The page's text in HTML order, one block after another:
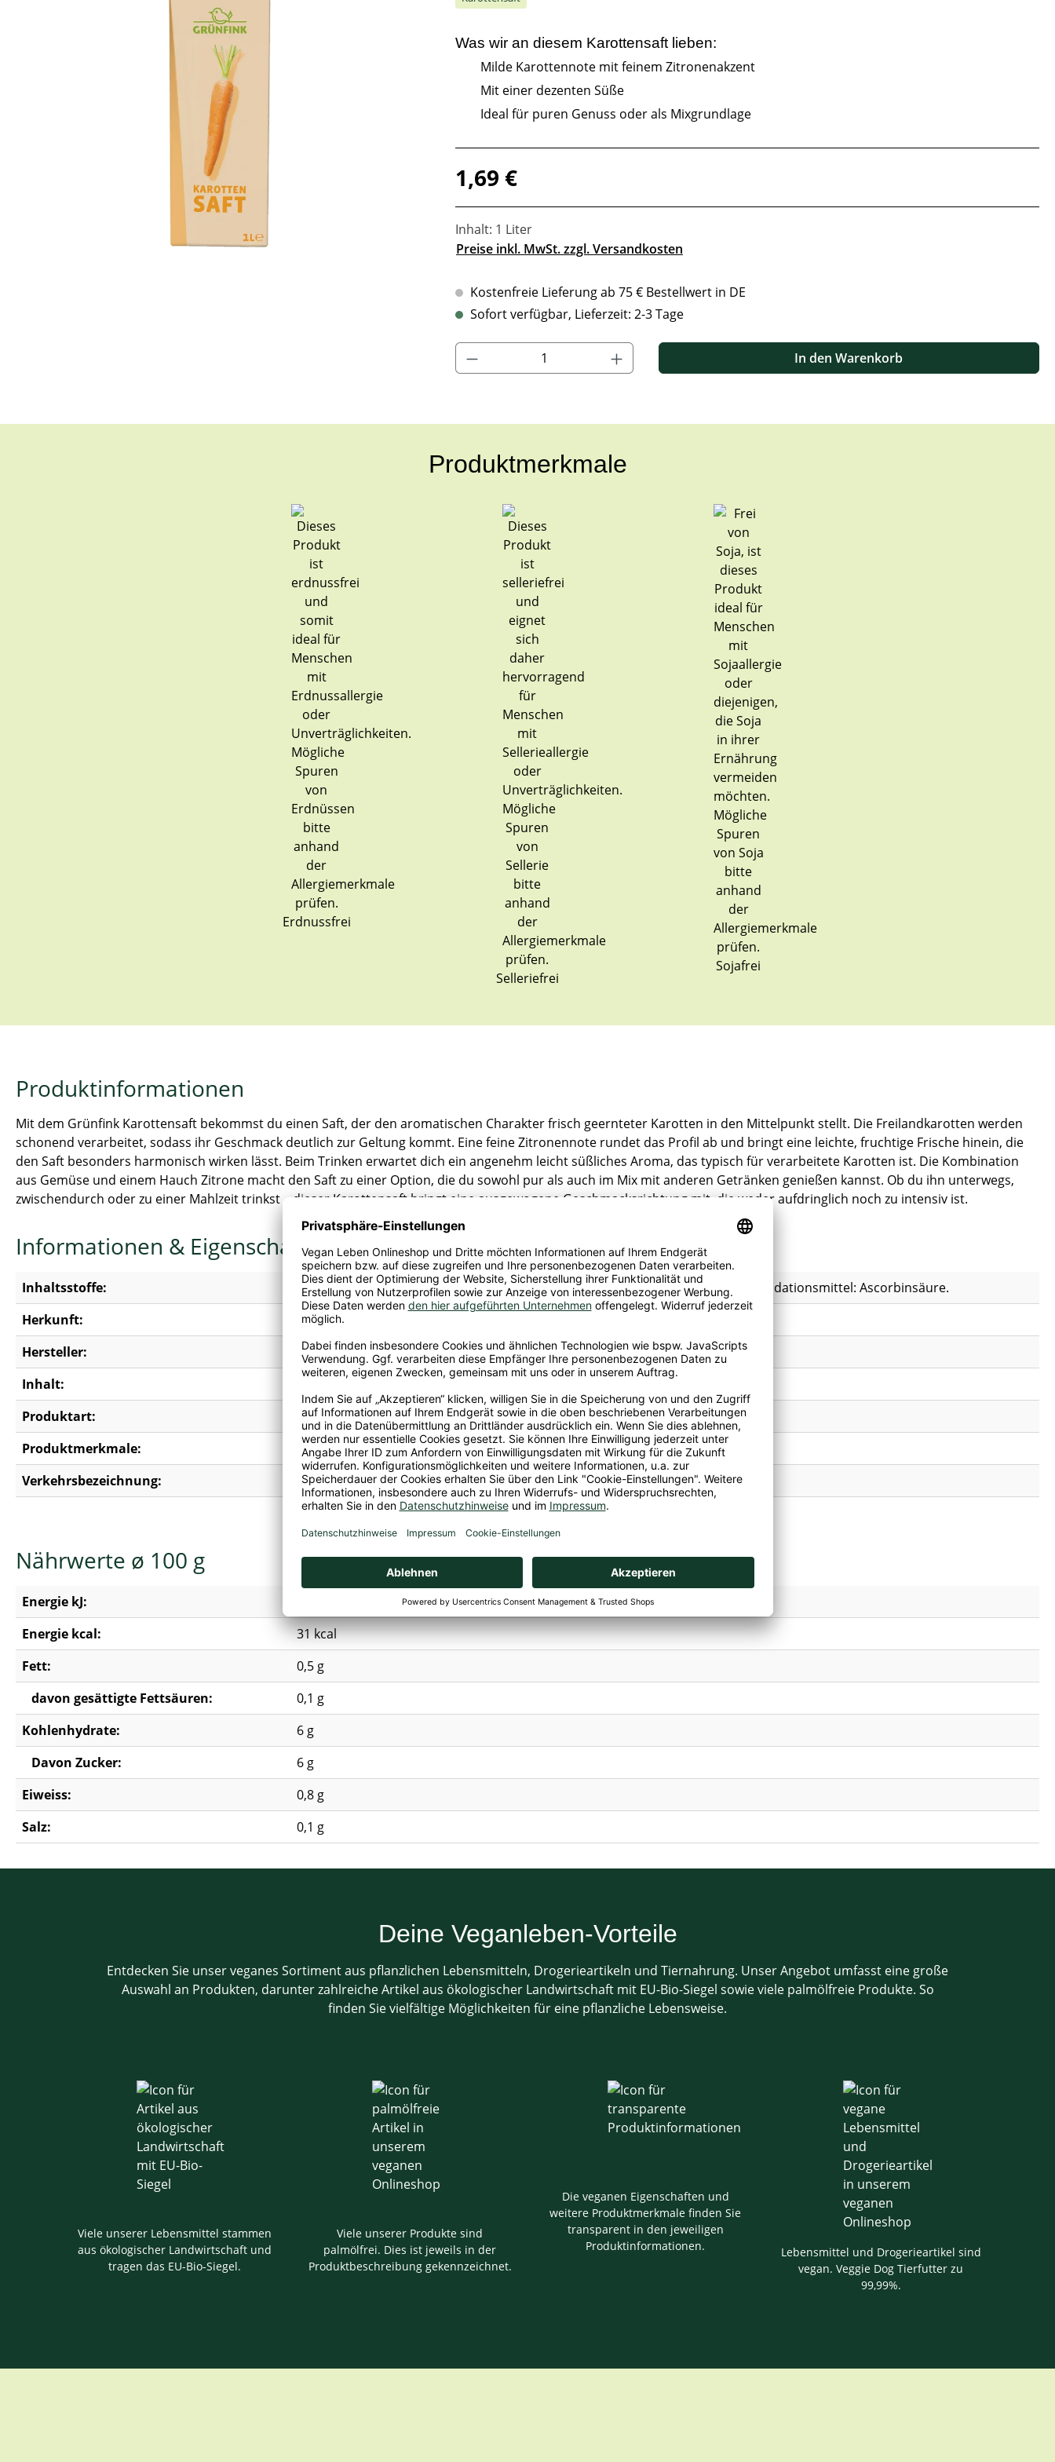
Was wir an diesem Karottensaft lieben:
Milde Karottennote mit feinem Zitronenakzent
Mit einer dezenten Süße
Ideal für puren Genuss oder als Mixgrundlage
Regulärer Preis:
1,69 €
Inhalt: 1 Liter
Preise inkl. MwSt. zzgl. Versandkosten
Kostenfreie Lieferung ab 75 € Bestellwert in DE
Sofort verfügbar, Lieferzeit: 2-3 Tage
Produkt Anzahl: Gib den gewünschten Wert ein oder benutze die Schaltflächen um die Anzahl zu erhöhen oder
In den Warenkorb
Produktmerkmale
Erdnussfrei
Selleriefrei
Sojafrei
Produktinformationen
Mit dem Grünfink Karottensaft bekommst du einen Saft, der den aromatischen Charakter frisch geernteter Karotten in den Mittelpunkt stellt. Die Freilandkarotten werden
schonend verarbeitet, sodass ihr Geschmack deutlich zur Geltung kommt. Eine feine Zitronennote rundet das Profil ab und bringt eine leichte, fruchtige Frische hinein, die
den Saft besonders harmonisch wirken lässt. Beim Trinken erwartet dich ein angenehm leicht süßliches Aroma, das typisch für verarbeitete Karotten ist. Die Kombination
aus Gemüse und einem Hauch Zitrone macht den Saft zu einer Option, die du sowohl pur als auch im Mix mit anderen Getränken genießen kannst. Ob du ihn unterwegs,
zwischendurch oder zu einer Mahlzeit trinkst – dieser Karottensaft bringt eine ausgewogene Geschmacksrichtung mit, die weder aufdringlich noch zu intensiv ist.
Informationen & Eigenschaften
Inhaltsstoffe:
Karottensaft (99,9%), Zitronensaftkonzentrat, Säureregulator: Apfelsäure, Antioxidationsmittel: Ascorbinsäure.
Herkunft:
Deutschland
Hersteller:
A. Dohrn & A. Timm GmbH & Co. KG, Birkolzer Str. 101, 14979 Großbeeren
Inhalt:
Produktart:
Karottensaft
Produktmerkmale:
Erdnussfrei, Selleriefrei, Sojafrei
Verkehrsbezeichnung:
Karottensaft mit Zitronensaftkonzentrat verfeinert
Nährwerte ø 100 g
Energie kJ:
Energie kcal:
31 kcal
Fett:
0,5 g
davon gesättigte Fettsäuren:
0,1 g
Kohlenhydrate:
6 g
Davon Zucker:
6 g
Eiweiss:
0,8 g
Salz:
0,1 g
Deine Veganleben-Vorteile
Entdecken Sie unser veganes Sortiment aus pflanzlichen Lebensmitteln, Drogerieartikeln und Tiernahrung. Unser Angebot umfasst eine große
Auswahl an Produkten, darunter zahlreiche Artikel aus ökologischer Landwirtschaft mit EU-Bio-Siegel sowie viele palmölfreie Produkte. So
finden Sie vielfältige Möglichkeiten für eine pflanzliche Lebensweise.
Viele unserer Lebensmittel stammen
aus ökologischer Landwirtschaft und
tragen das EU-Bio-Siegel.
Viele unserer Produkte sind
palmölfrei. Dies ist jeweils in der
Produktbeschreibung gekennzeichnet.
Die veganen Eigenschaften und
weitere Produktmerkmale finden Sie
transparent in den jeweiligen
Produktinformationen.
Lebensmittel und Drogerieartikel sind
vegan. Veggie Dog Tierfutter zu
99,99%.